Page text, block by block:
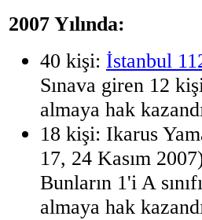
2007 Yılında:
40 kişi: İstanbul
Sınava giren 12
almaya hak
18 kişi: Ikarus
17, 24 Kasım
Bunların 1'i A
almaya hak